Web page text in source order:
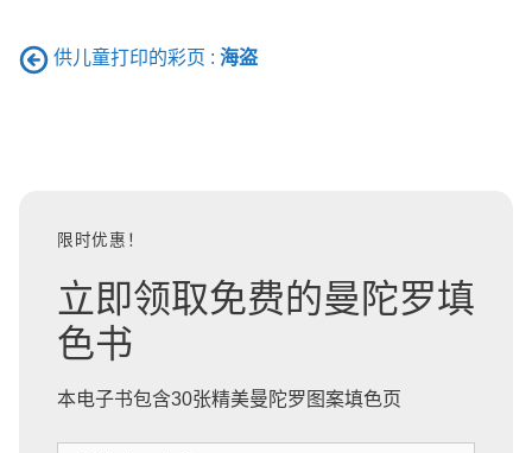
供儿童打印的彩页 : 海盗
限时优惠！
立即领取免费的曼陀罗填
色书
本电子书包含30张精美曼陀罗图案填色页